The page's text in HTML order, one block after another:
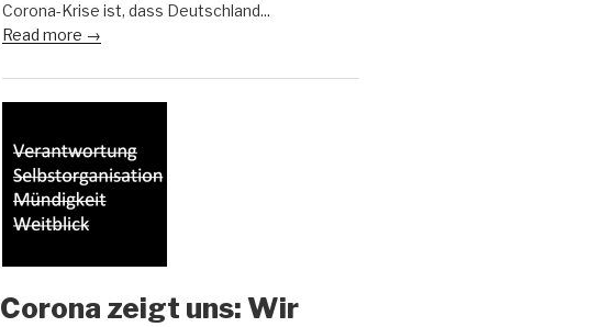
Corona-Krise ist, dass Deutschland...
Read more →
Corona zeigt uns: Wir